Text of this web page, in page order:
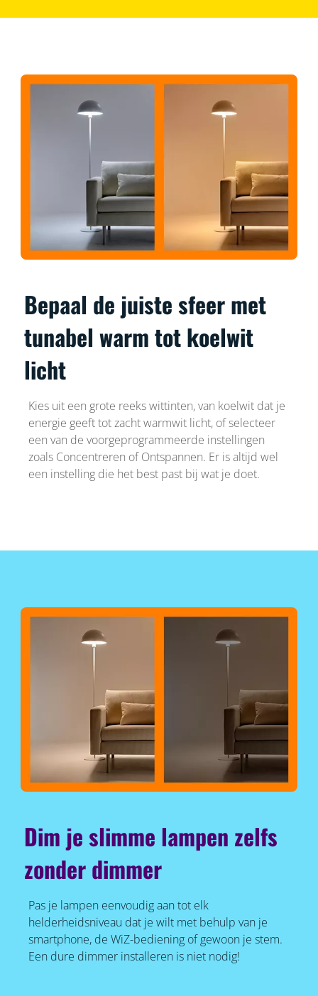
Bepaal de juiste sfeer met
tunabel warm tot koelwit
licht
Kies uit een grote reeks wittinten, van koelwit dat je
energie geeft tot zacht warmwit licht, of selecteer
een van de voorgeprogrammeerde instellingen
zoals Concentreren of Ontspannen. Er is altijd wel
een instelling die het best past bij wat je doet.
Dim je slimme lampen zelfs
zonder dimmer
Pas je lampen eenvoudig aan tot elk
helderheidsniveau dat je wilt met behulp van je
smartphone, de WiZ-bediening of gewoon je stem.
Een dure dimmer installeren is niet nodig!